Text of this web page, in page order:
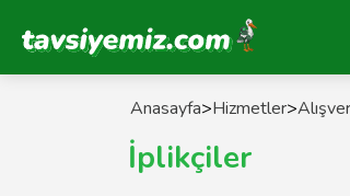
Tavsiyemiz Anasayfa
Anasayfa>Hizmetler>
İplikçiler